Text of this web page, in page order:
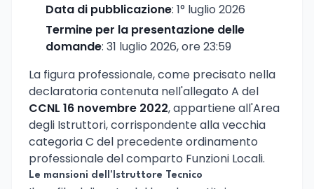
Data di pubblicazione: 1° luglio 2026
Termine per la presentazione delle
domande: 31 luglio 2026, ore 23:59
La figura professionale, come precisato nella
declaratoria contenuta nell'allegato A del
CCNL 16 novembre 2022, appartiene all'Area
degli Istruttori, corrispondente alla vecchia
categoria C del precedente ordinamento
professionale del comparto Funzioni Locali.
Le mansioni dell'Istruttore Tecnico